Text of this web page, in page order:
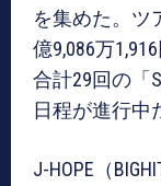
を集めた。ツ
億9,086万
合計29回の「
日程が進行中
J-HOPE（